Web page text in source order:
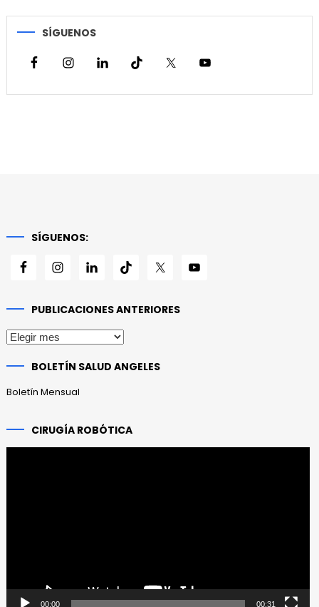
SÍGUENOS
SÍGUENOS:
PUBLICACIONES ANTERIORES
Publicaciones
BOLETÍN SALUD ANGELES
Boletín Mensual
CIRUGÍA ROBÓTICA
00:00 00:31